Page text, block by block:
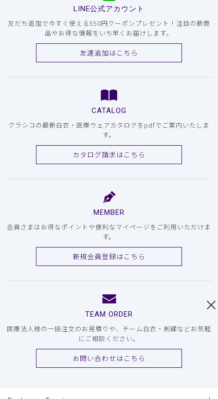
LINE公式アカウント
友だち追加で今すぐ使える550円クーポンプレゼント！注目の新商
品やお得な情報をいち早くお届けします。
友達追加はこちら
CATALOG
クラシコの最新白衣・医療ウェアカタログをpdfでご案内いたしま
す。
カタログ請求はこちら
MEMBER
会員さまはお得なポイントや便利なマイページをご利用いただけま
す。
新規会員登録はこちら
TEAM ORDER
医療法人様の一括注文のお見積りや、チーム白衣・刺繍などお気軽
にご相談ください。
お問い合わせはこちら